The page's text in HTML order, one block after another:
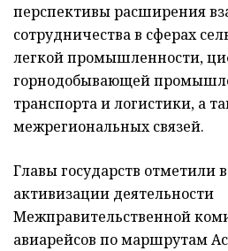
перспективы расширения
сотрудничества в сферах
легкой промышленности,
горнодобывающей
транспорта и логистики, а
межрегиональных связей.
Главы государств отметили
активизации деятельности
Межправительственной
авиарейсов по маршрутам